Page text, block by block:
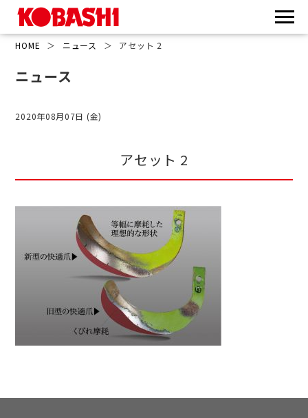
HOME ＞ ニュース ＞ アセット 2
ニュース
2020年08月07日 (金)
アセット 2